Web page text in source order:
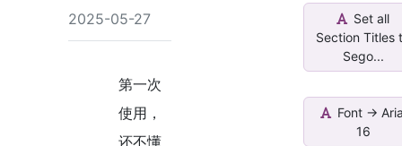
2025-05-27
第一次
使用，
还不懂
Set all
Section Titles
Sego...
Font ->
16